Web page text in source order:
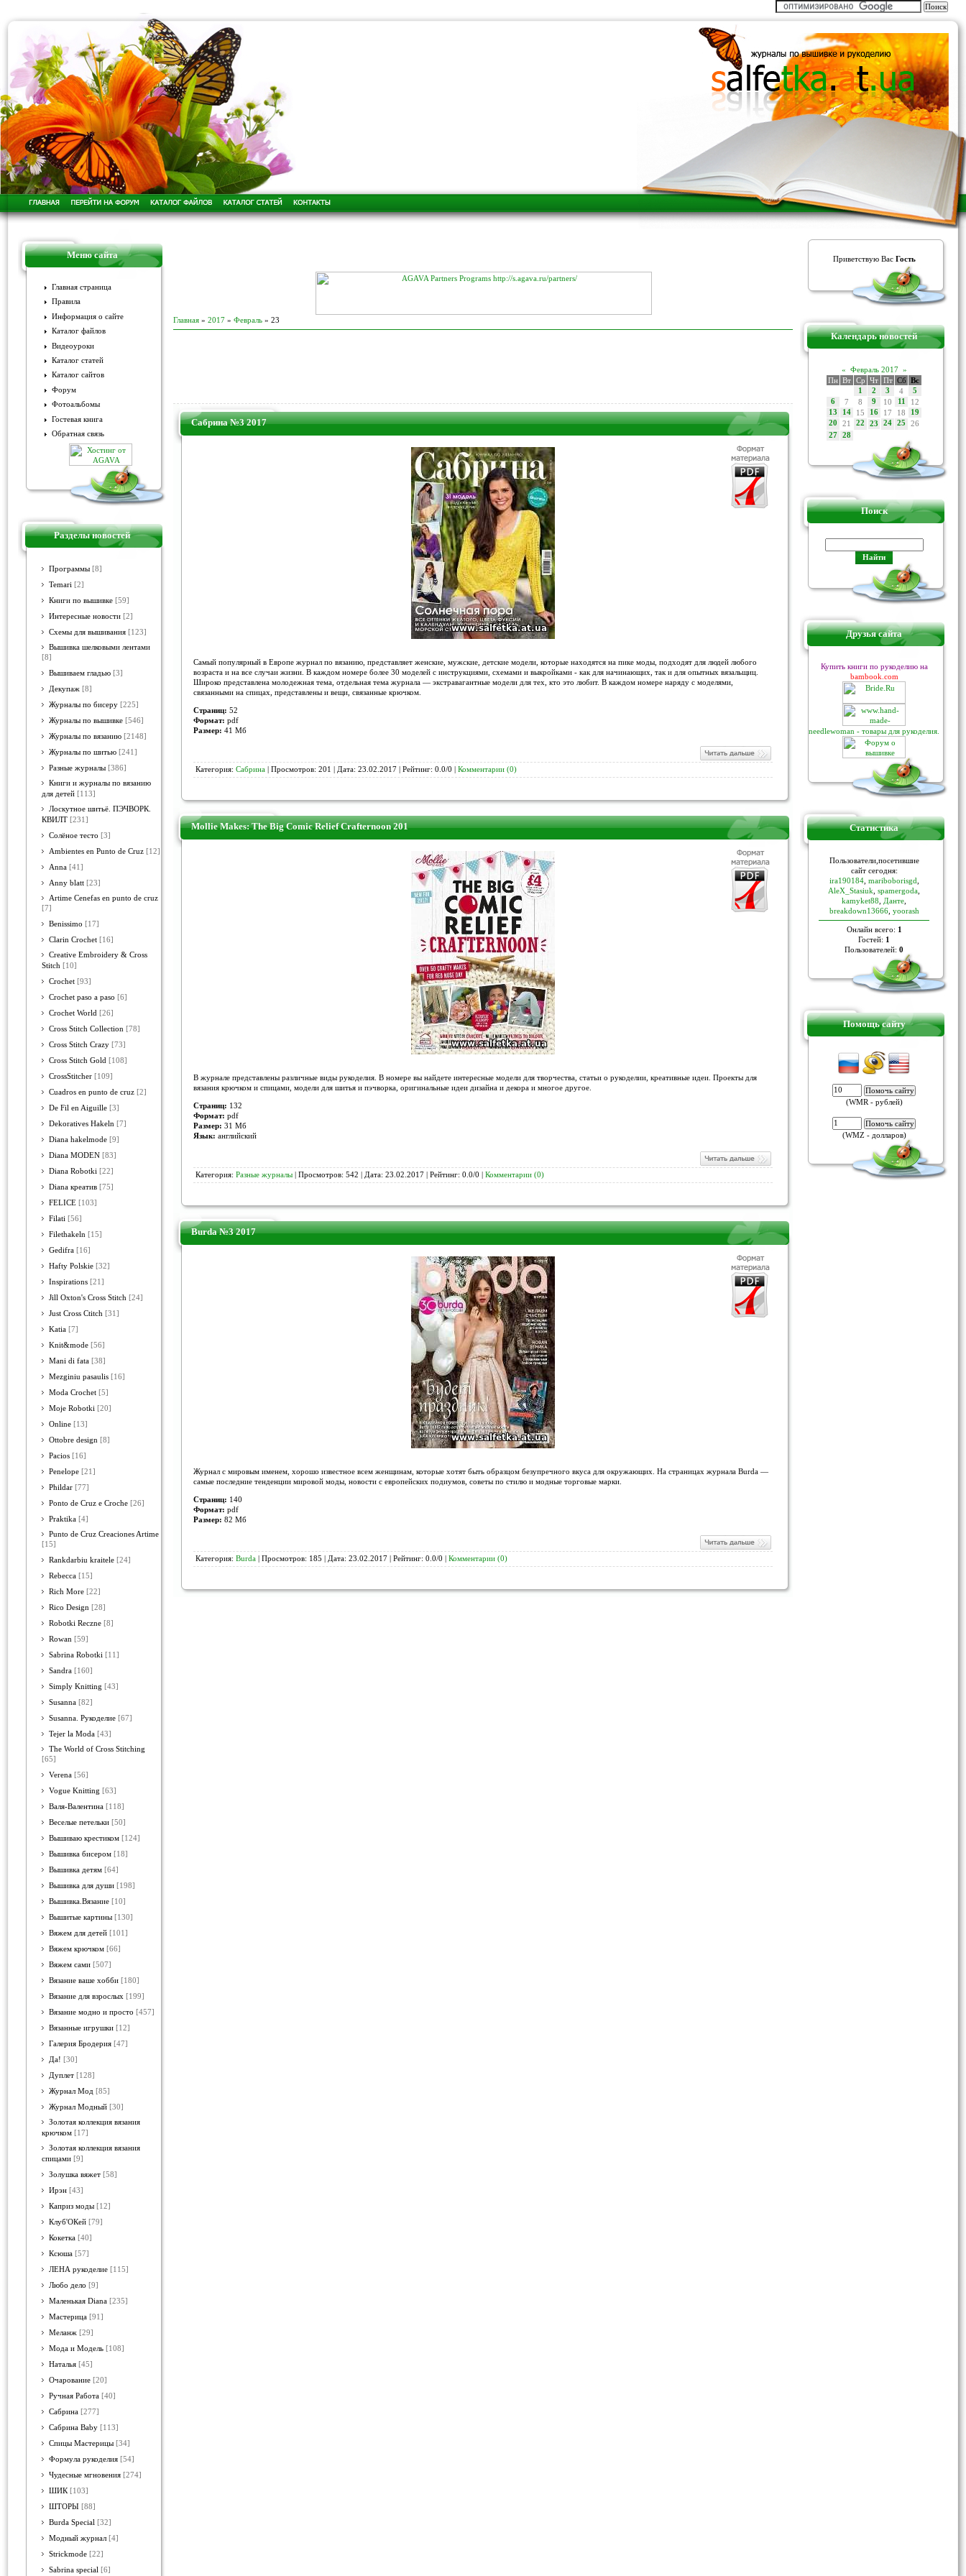
Меню сайта
Главная страница
Правила
Информация о сайте
Каталог файлов
Видеоуроки
Каталог статей
Каталог сайтов
Форум
Фотоальбомы
Гостевая книга
Обратная связь
Разделы новостей
Программы [8]
Temari [2]
Книги по вышивке [59]
Интересные новости [2]
Схемы для вышивания [123]
Вышивка шелковыми лентами
[8]
Вышиваем гладью [3]
Декупаж [8]
Журналы по бисеру [225]
Журналы по вышивке [546]
Журналы по вязанию [2148]
Журналы по шитью [241]
Разные журналы [386]
Книги и журналы по вязанию
для детей [113]
Лоскутное шитьё. ПЭЧВОРК.
КВИЛТ [231]
Солёное тесто [3]
Ambientes en Punto de Cruz [12]
Anna [41]
Anny blatt [23]
Artime Cenefas en punto de cruz
[7]
Benissimo [17]
Clarin Crochet [16]
Creative Embroidery & Cross
Stitch [10]
Crochet [93]
Crochet paso a paso [6]
Crochet World [26]
Cross Stitch Collection [78]
Cross Stitch Crazy [73]
Cross Stitch Gold [108]
CrossStitcher [109]
Cuadros en punto de cruz [2]
De Fil en Aiguille [3]
Dekoratives Hakeln [7]
Diana hakelmode [9]
Diana MODEN [83]
Diana Robotki [22]
Diana креатив [75]
FELICE [103]
Filati [56]
Filethakeln [15]
Gedifra [16]
Hafty Polskie [32]
Inspirations [21]
Jill Oxton's Cross Stitch [24]
Just Cross Ctitch [31]
Katia [7]
Knit&mode [56]
Mani di fata [38]
Mezginiu pasaulis [16]
Moda Crochet [5]
Moje Robotki [20]
Online [13]
Ottobre design [8]
Pacios [16]
Penelope [21]
Phildar [77]
Ponto de Cruz e Croche [26]
Praktika [4]
Punto de Cruz Creaciones Artime
[15]
Rankdarbiu kraitele [24]
Rebecca [15]
Rich More [22]
Rico Design [28]
Robotki Reczne [8]
Rowan [59]
Sabrina Robotki [11]
Sandra [160]
Simply Knitting [43]
Susanna [82]
Susanna. Рукоделие [67]
Tejer la Moda [43]
The World of Cross Stitching
[65]
Verena [56]
Vogue Knitting [63]
Валя-Валентина [118]
Веселые петельки [50]
Вышиваю крестиком [124]
Вышивка бисером [18]
Вышивка детям [64]
Вышивка для души [198]
Вышивка.Вязание [10]
Вышитые картины [130]
Вяжем для детей [101]
Вяжем крючком [66]
Вяжем сами [507]
Вязание ваше хобби [180]
Вязание для взрослых [199]
Вязание модно и просто [457]
Вязанные игрушки [12]
Галерия Бродерия [47]
Да! [30]
Дуплет [128]
Журнал Мод [85]
Журнал Модный [30]
Золотая коллекция вязания
крючком [17]
Золотая коллекция вязания
спицами [9]
Золушка вяжет [58]
Ирэн [43]
Каприз моды [12]
Клуб'ОКей [79]
Кокетка [40]
Ксюша [57]
ЛЕНА рукоделие [115]
Любо дело [9]
Маленькая Diana [235]
Мастерица [91]
Меланж [29]
Мода и Модель [108]
Наталья [45]
Очарование [20]
Ручная Работа [40]
Сабрина [277]
Сабрина Baby [113]
Спицы Мастерицы [34]
Формула рукоделия [54]
Чудесные мгновения [274]
ШИК [103]
ШТОРЫ [88]
Burda Special [32]
Модный журнал [4]
Strickmode [22]
Sabrina special [6]
Главная » 2017 » Февраль » 23
Сабрина №3 2017
Самый популярный в Европе журнал по вязанию, представляет женские, мужские, детские модели, которые находятся на пике моды, подходят для людей любого
возраста и на все случаи жизни. В каждом номере более 30 моделей с инструкциями, схемами и выкройками - как для начинающих, так и для опытных вязальщиц.
Широко представлена молодежная тема, отдельная тема журнала — экстравагантные модели для тех, кто это любит. В каждом номере наряду с моделями,
связанными на спицах, представлены и вещи, связанные крючком.
Страниц: 52
Формат: pdf
Размер: 41 Мб
Категория: Сабрина | Просмотров: 201 | Дата: 23.02.2017 | Рейтинг: 0.0/0 | Комментарии (0)
Mollie Makes: The Big Comic Relief Crafternoon 201
В журнале представлены различные виды рукоделия. В номере вы найдете интересные модели для творчества, статьи о рукоделии, креативные идеи. Проекты для
вязания крючком и спицами, модели для шитья и пэчворка, оригинальные идеи дизайна и декора и многое другое.
Страниц: 132
Формат: pdf
Размер: 31 Мб
Язык: английский
Категория: Разные журналы | Просмотров: 542 | Дата: 23.02.2017 | Рейтинг: 0.0/0 | Комментарии (0)
Burda №3 2017
Журнал с мировым именем, хорошо известное всем женщинам, которые хотят быть образцом безупречного вкуса для окружающих. На страницах журнала Burda —
самые последние тенденции мировой моды, новости с европейских подиумов, советы по стилю и модные торговые марки.
Страниц: 140
Формат: pdf
Размер: 82 Мб
Категория: Burda | Просмотров: 185 | Дата: 23.02.2017 | Рейтинг: 0.0/0 | Комментарии (0)
Приветствую Вас Гость
Календарь новостей
« Февраль 2017 »
Пн Вт Ср Чт Пт Сб Вс
1 2 3 4
5
6
7 8 9 10 11 12
13 14 15 16 17 18
19
20
21 22 23 24 25 26
27 28
Поиск
Друзья сайта
Купить книги по рукоделию на
bambook.com
needlewoman - товары для рукоделия.
Статистика
Пoльзoвaтели,пoceтившие
caйт ceгoдня:
ira190184, mariboborisgd
AleX_Stasiuk spamergoda
kamyket88
Данте
breakdown13666, yoorash
Онлайн всего: 1
Гостей: 1
Пользователей: 0
Помощь сайту
(WMR - рублей)
(WMZ - долларов)